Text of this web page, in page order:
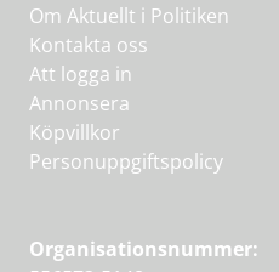
Om Aktuellt i Politiken
Kontakta oss
Att logga in
Annonsera
Köpvillkor
Personuppgiftspolicy
Organisationsnummer: